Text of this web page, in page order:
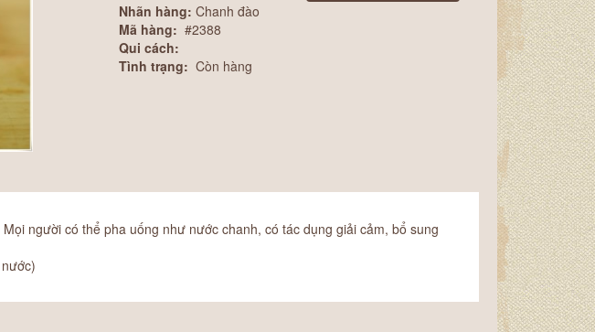
Nhãn hàng: Chanh đào
Mã hàng: #2388
Qui cách:
Tình trạng: Còn hàng
người có thể pha uống như nước chanh, có tác dụng giải cảm, bổ sung